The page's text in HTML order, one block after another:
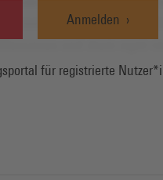
Anmelden
für registrierte